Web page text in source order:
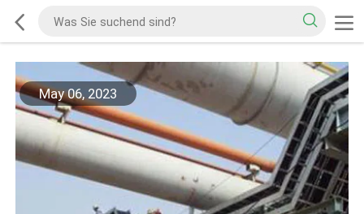
May 06, 2023